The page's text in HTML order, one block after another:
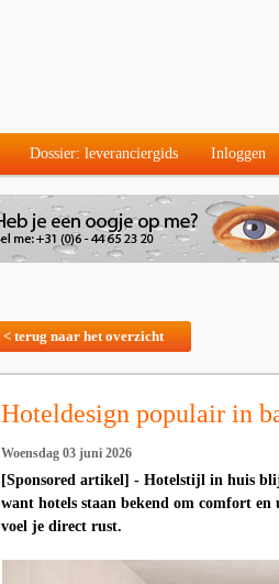
Dossier: leveranciergids Inloggen
< terug naar het overzicht
Hoteldesign populair in
Woensdag 03 juni 2026
[Sponsored artikel] - Hotelstijl in huis
want hotels staan bekend om comfort
voel je direct rust.